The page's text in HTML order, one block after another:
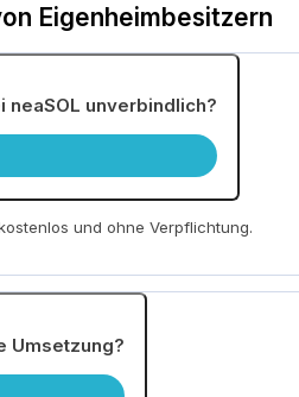
Eigenheimbesitzern
neaSOL unverbindlich?
und ohne Verpflichtung.
Umsetzung?